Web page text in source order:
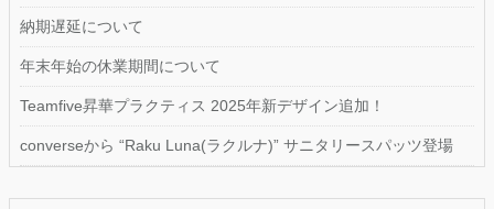
納期遅延について
年末年始の休業期間について
Teamfive昇華プラクティス 2025年新デザイン追加！
converseから “Raku Luna(ラクルナ)” サニタリースパッツ登場